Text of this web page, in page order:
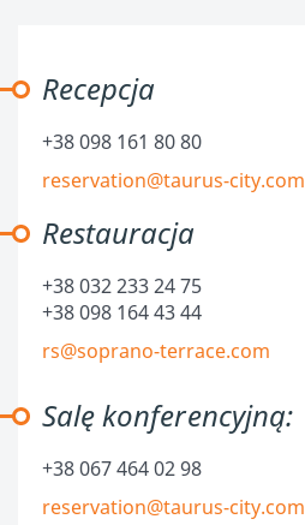
Recepcja
+38 098 161 80 80
reservation@taurus-city.com
Restauracja
+38 032 233 24 75
+38 098 164 43 44
rs@soprano-terrace.com
Salę konferencyjną:
+38 067 464 02 98
reservation@taurus-city.com